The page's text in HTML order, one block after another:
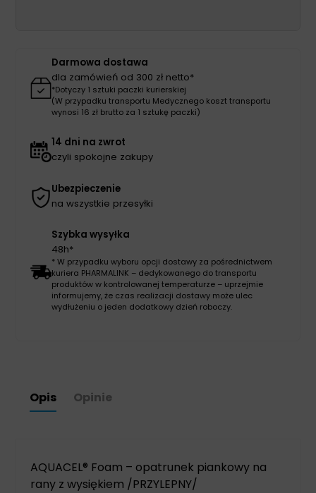
Darmowa dostawa
dla zamówień od 300 zł netto*
*Dotyczy 1 sztuki paczki kurierskiej
(W przypadku transportu Medycznego koszt transportu
wynosi 16 zł brutto za 1 sztukę paczki)
14 dni na zwrot
czyli spokojne zakupy
Ubezpieczenie
na wszystkie przesyłki
Szybka wysyłka
48h*
* W przypadku wyboru opcji dostawy za pośrednictwem
kuriera PHARMALINK – dedykowanego do transportu
produktów w kontrolowanej temperaturze – uprzejmie
informujemy, że czas realizacji dostawy może ulec
wydłużeniu o jeden dodatkowy dzień roboczy.
Opis Opinie
AQUACEL® Foam – opatrunek piankowy na
rany z wysiękiem /PRZYLEPNY/